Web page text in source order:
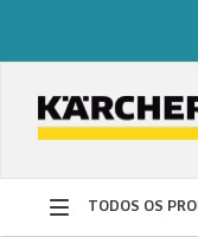
TODOS OS